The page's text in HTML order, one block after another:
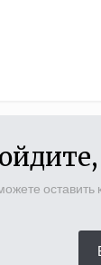
оставить